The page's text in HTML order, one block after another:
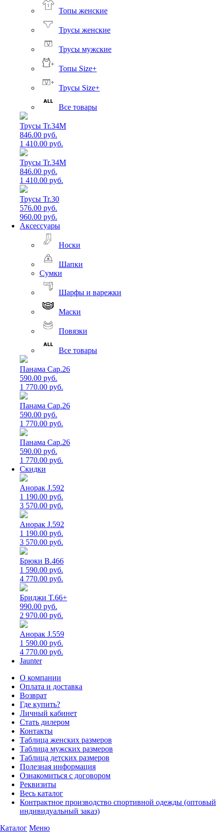
Топы женские
Трусы женские
Трусы мужские
Топы Size+
Трусы Size+
Все товары
Трусы Tr.34M
846.00 руб.
1 410.00 руб.
Трусы Tr.34M
846.00 руб.
1 410.00 руб.
Трусы Tr.30
576.00 руб.
960.00 руб.
Аксессуары
Носки
Шапки
Сумки
Шарфы и варежки
Маски
Повязки
Все товары
Панама Cap.26
590.00 руб.
1 770.00 руб.
Панама Cap.26
590.00 руб.
1 770.00 руб.
Панама Cap.26
590.00 руб.
1 770.00 руб.
Скидки
Анорак J.592
1 190.00 руб.
3 570.00 руб.
Анорак J.592
1 190.00 руб.
3 570.00 руб.
Брюки B.466
1 590.00 руб.
4 770.00 руб.
Бриджи T.66+
990.00 руб.
2 970.00 руб.
Анорак J.559
1 590.00 руб.
4 770.00 руб.
Jaunter
О компании
Оплата и доставка
Возврат
Где купить?
Личный кабинет
Стать дилером
Контакты
Таблица женских размеров
Таблица мужских размеров
Таблица детских размеров
Полезная информация
Ознакомиться с договором
Реквизиты
Весь каталог
Контрактное производство спортивной одежды (оптовый
индивидуальный заказ)
Каталог Меню